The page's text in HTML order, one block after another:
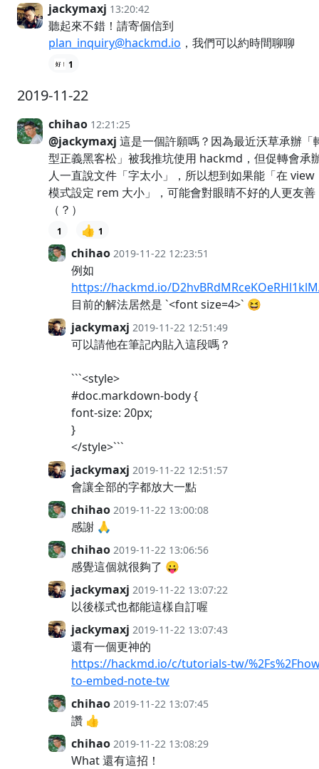
jackymaxj 13:20:42
聽起來不錯！請寄個信到
plan_inquiry@hackmd.io ，我們可以約時間聊聊
1
2019-11-22
chihao 12:21:25
@jackymaxj 這是一個許願嗎？因為最近沃草承辦「
型正義黑客松」被我推坑使用 hackmd，但促轉會承
人一直說文件「字太小」，所以想到如果能「在 view
模式設定 rem 大小」，可能會對眼睛不好的人更友善
（？）
1 👍 1
chihao 2019-11-22 12:23:51
例如
https://hackmd.io/
目前的解法居然是 `<font size=4>` 😆
jackymaxj 2019-11-22 12:51:49
可以請他在筆記內貼入這段嗎？
```<style>
#doc.markdown-body {
font-size: 20px;
}
</style>```
jackymaxj 2019-11-22 12:51:57
會讓全部的字都放大一點
chihao 2019-11-22 13:00:08
感謝 🙏
chihao 2019-11-22 13:06:56
感覺這個就很夠了 😛
jackymaxj 2019-11-22 13:07:22
以後樣式也都能這樣自訂喔
jackymaxj 2019-11-22 13:07:43
還有一個更神的
https://hackmd.io/c/tutorials-tw/
to-embed-note-tw
chihao 2019-11-22 13:07:45
讚 👍
chihao 2019-11-22 13:08:29
What 還有這招！